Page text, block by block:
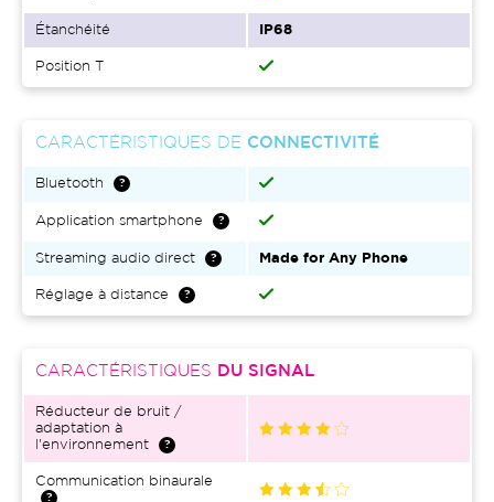
Étanchéité IP68
Position T
CARACTÉRISTIQUES DE CONNECTIVITÉ
Bluetooth
Application smartphone
Streaming audio direct Made for Any Phone
Réglage à distance
CARACTÉRISTIQUES DU SIGNAL
Réducteur de bruit /
adaptation à
l'environnement
Communication binaurale